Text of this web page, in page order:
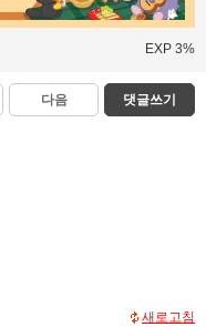
EXP 3%
다음 댓글쓰기
새로고침